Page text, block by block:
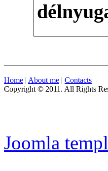
Home About me
Contacts
Copyright © 2011. All Rights
Joomla